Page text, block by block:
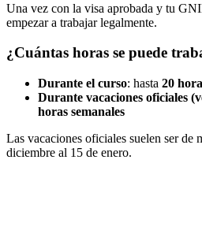
Una vez con la visa aprobada y tu
empezar a trabajar legalmente.
¿Cuántas horas se puede
Durante el curso: hasta 20
Durante vacaciones oficiales
horas semanales
Las vacaciones oficiales suelen ser de
diciembre al 15 de enero.